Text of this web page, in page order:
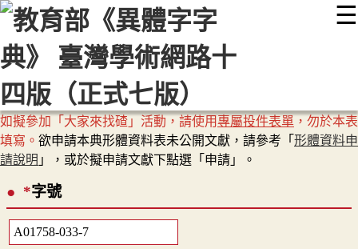
☰
::: 最新消息 常見問題 編輯說明
顯示模式
網站導覽
如擬參加「大家來找碴」活動，請使用專屬投件表單 ，勿於本表
填寫。 欲申請本典形體資料表未公開文獻，請參考「 形體資料申
請說明 」，或於擬申請文獻下點選「申請」。
*字號